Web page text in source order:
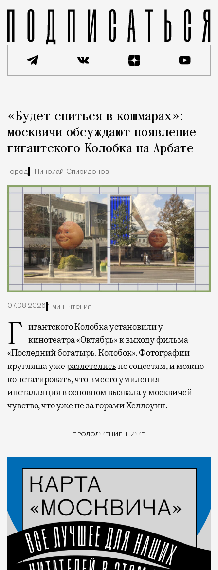
Город
«Будет сниться в кошмарах»:
москвичи обсуждают появление
гигантского Колобка на Арбате
Город Николай Спиридонов
07.08.2026 1 мин. чтения
Гигантского Колобка установили у кинотеатра «Октябрь» к выходу фильма
«Последний богатырь. Колобок». Фотографии
кругляша ужеразлетелисьпо соцсетям, и можно
констатировать, что вместо умиления
инсталляция в основном вызвала у москвичей
чувство, что уже не за горами Хеллоуин.
ПРОДОЛЖЕНИЕ НИЖЕ